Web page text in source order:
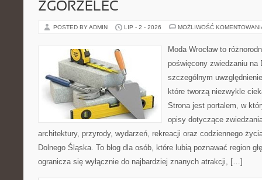
ZGORZELEC
POSTED BY ADMIN LIP - 2 - 2026 MOŻLIWOŚĆ
Moda Wrocław to
poświęcony zwiedzaniu na
szczególnym
które tworzą niezwykle
Strona jest portalem, w
opisy dotyczące
architektury, przyrody, wydarzeń, rekreacji oraz codziennego
Dolnego Śląska. To blog dla osób, które lubią poznawać region
ogranicza się wyłącznie do najbardziej znanych atrakcji, […]